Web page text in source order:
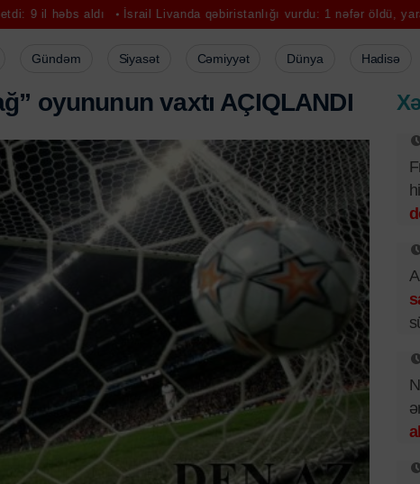
İsrail Livanda qəbiristanlığı vurdu: 1 nəfər öldü, yaralananlar var
Gündəm Siyasət Cəmiyyət Dünya Hadisə
ğ” oyununun vaxtı AÇIQLANDI